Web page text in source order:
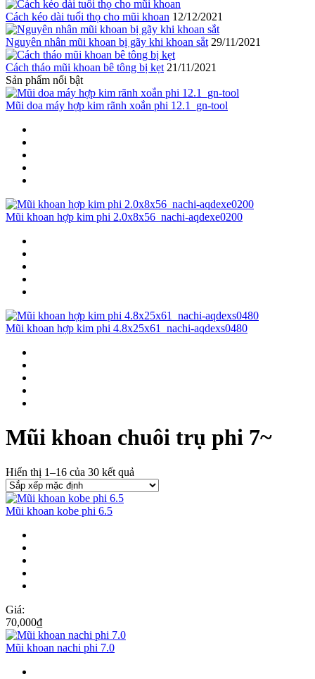
Cách kéo dài tuổi thọ cho mũi khoan 12/12/2021
Nguyên nhân mũi khoan bị gãy khi khoan sắt 29/11/2021
Cách tháo mũi khoan bê tông bị kẹt 21/11/2021
Sản phẩm nổi bật
Mũi doa máy hợp kim rãnh xoắn phi 12.1_gn-tool
Mũi khoan hợp kim phi 2.0x8x56_nachi-aqdexe0200
Mũi khoan hợp kim phi 4.8x25x61_nachi-aqdexs0480
Mũi khoan chuôi trụ phi 7~
Hiển thị 1–16 của 30 kết quả
Mũi khoan kobe phi 6.5
Giá:
70,000₫
Mũi khoan nachi phi 7.0